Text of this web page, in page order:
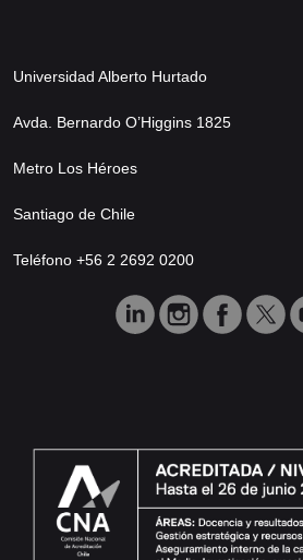
Universidad Alberto Hurtado
Avda. Bernardo O’Higgins 1825
Metro Los Héroes
Santiago de Chile
Teléfono +56 2 2692 0200